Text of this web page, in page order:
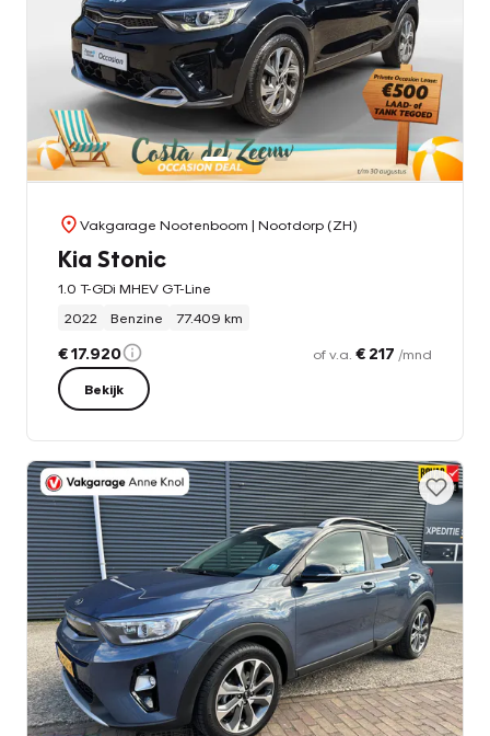
Vakgarage Nootenboom | Nootdorp (ZH)
Kia Stonic
1.0 T-GDi MHEV GT-Line
2022
Benzine 77.409 km
€ 17.920 of v.a. € 217 /mnd
Bekijk